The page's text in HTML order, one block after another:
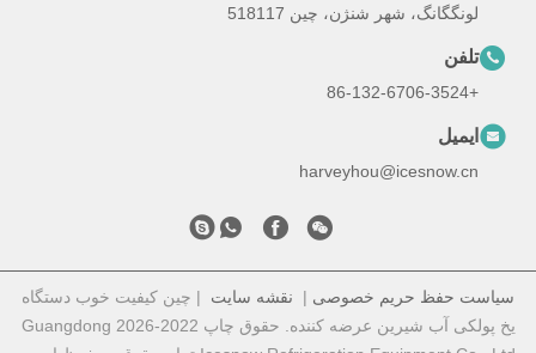
لونگگانگ، شهر شنژن، چین 518117
تلفن
+86-132-6706-3524
ایمیل
harveyhou@icesnow.cn
سیاست حفظ حریم خصوصی | نقشه سایت | چین کیفیت خوب دستگاه
یخ پولکی آب شیرین عرضه کننده. حقوق چاپ 2022-2026 Guangdong